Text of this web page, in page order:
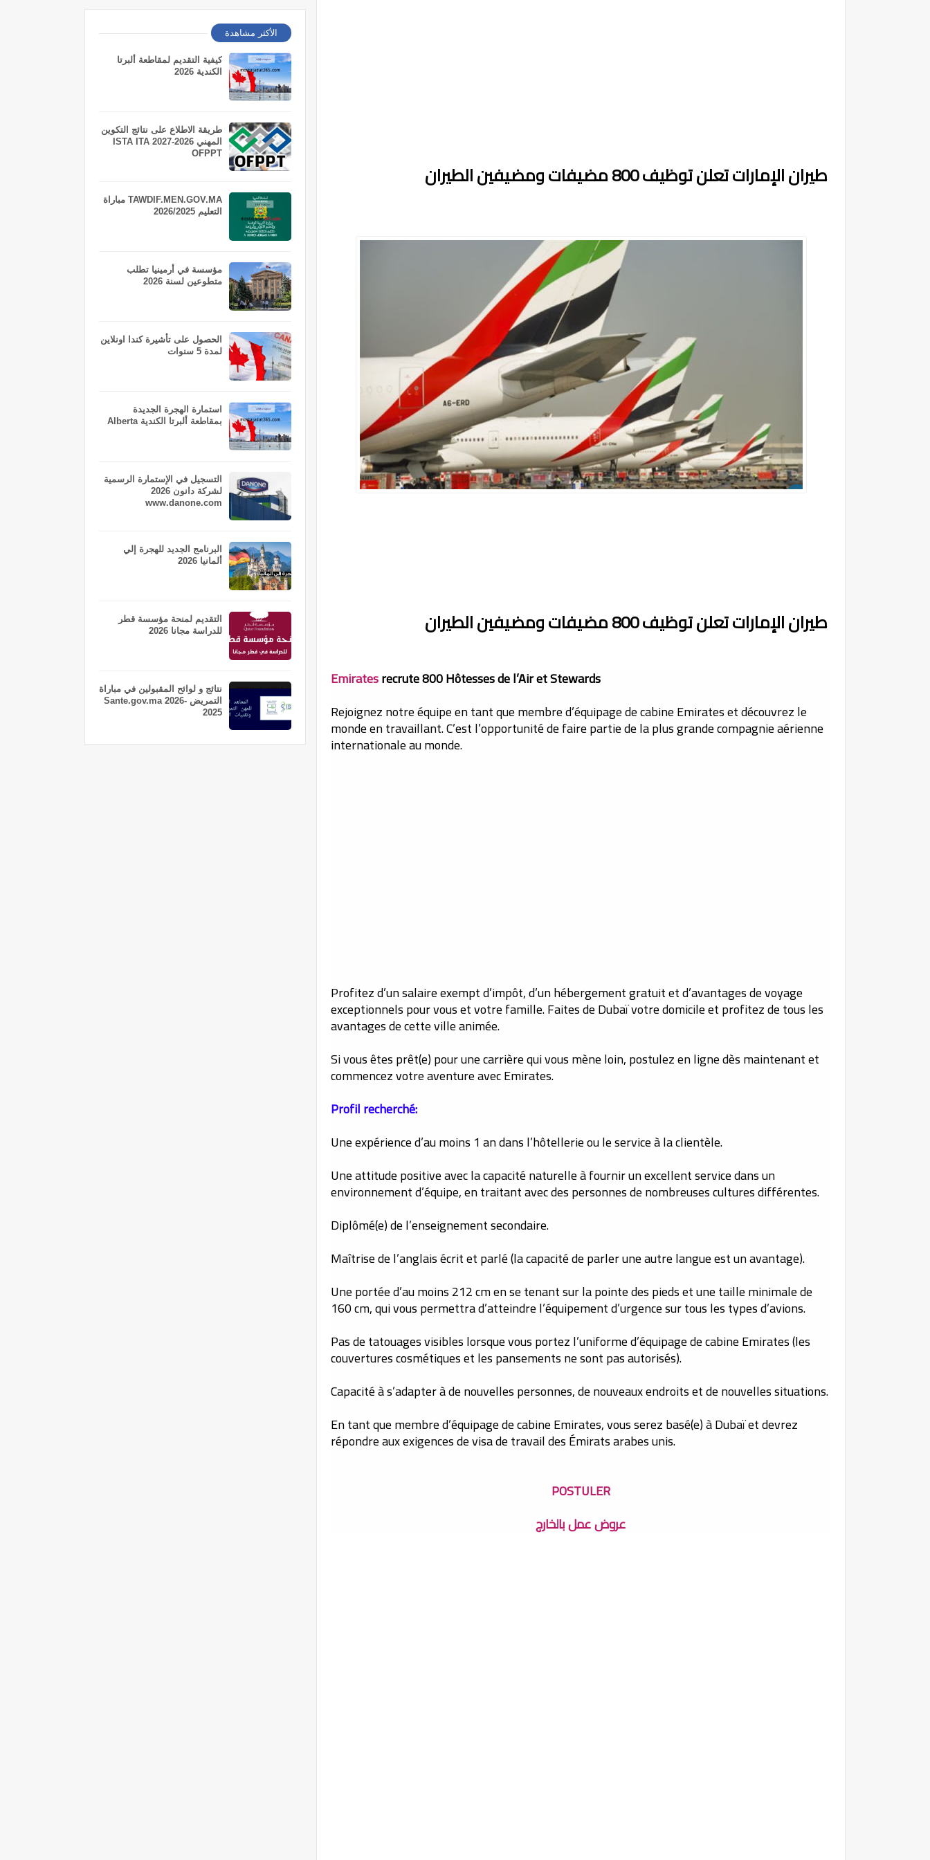
طيران الإمارات تعلن توظيف 800 مضيفات ومضيفين الطيران
طيران الإمارات تعلن توظيف 800 مضيفات ومضيفين الطيران
Emiratesrecrute 800 Hôtesses de l’Air et Stewards
Rejoignez notre équipe en tant que membre d’équipage de cabine Emirates et découvrez le
monde en travaillant. C’est l’opportunité de faire partie de la plus grande compagnie aérienne
internationale au monde.
Profitez d’un salaire exempt d’impôt, d’un hébergement gratuit et d’avantages de voyage
exceptionnels pour vous et votre famille. Faites de Dubaï votre domicile et profitez de tous les
avantages de cette ville animée.
Si vous êtes prêt(e) pour une carrière qui vous mène loin, postulez en ligne dès maintenant et
commencez votre aventure avec Emirates.
Profil recherché:
Une expérience d’au moins 1 an dans l’hôtellerie ou le service à la clientèle.
Une attitude positive avec la capacité naturelle à fournir un excellent service dans un
environnement d’équipe, en traitant avec des personnes de nombreuses cultures différentes.
Diplômé(e) de l’enseignement secondaire.
Maîtrise de l’anglais écrit et parlé (la capacité de parler une autre langue est un avantage).
Une portée d’au moins 212 cm en se tenant sur la pointe des pieds et une taille minimale de
160 cm, qui vous permettra d’atteindre l’équipement d’urgence sur tous les types d’avions.
Pas de tatouages visibles lorsque vous portez l’uniforme d’équipage de cabine Emirates (les
couvertures cosmétiques et les pansements ne sont pas autorisés).
Capacité à s’adapter à de nouvelles personnes, de nouveaux endroits et de nouvelles situations.
En tant que membre d’équipage de cabine Emirates, vous serez basé(e) à Dubaï et devrez
répondre aux exigences de visa de travail des Émirats arabes unis.
POSTULER
عروض عمل بالخارج
الأكثر مشاهدة
كيفية التقديم لمقاطعة ألبرتا
الكندية 2026
طريقة الاطلاع على نتائج التكوين
المهني 2026-2027 ISTA ITA
OFPPT
TAWDIF.MEN.GOV.MA مباراة
التعليم 2026/2025
مؤسسة في أرمينيا تطلب
متطوعين لسنة 2026
الحصول على تأشيرة كندا اونلاين
لمدة 5 سنوات
استمارة الهجرة الجديدة
بمقاطعة ألبرتا الكندية Alberta
التسجيل في الإستمارة الرسمية
لشركة دانون 2026
www.danone.com
البرنامج الجديد للهجرة إلي
ألمانيا 2026
التقديم لمنحة مؤسسة قطر
للدراسة مجانا 2026
نتائج و لوائح المقبولين في مباراة
التمريض Sante.gov.ma 2026-
2025